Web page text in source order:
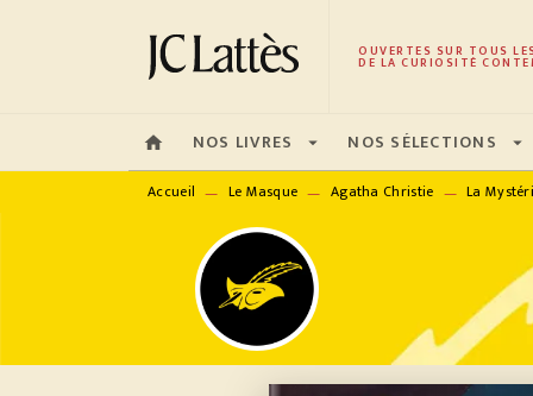
MENU RECHERCHE CONTENU
OUVERTES SUR TOUS
DE LA CURIOSITÉ
home NOS LIVRES arrow_drop_down NOS SÉLECTIONS arrow_drop_down
Accueil — Le Masque — Agatha Christie — La